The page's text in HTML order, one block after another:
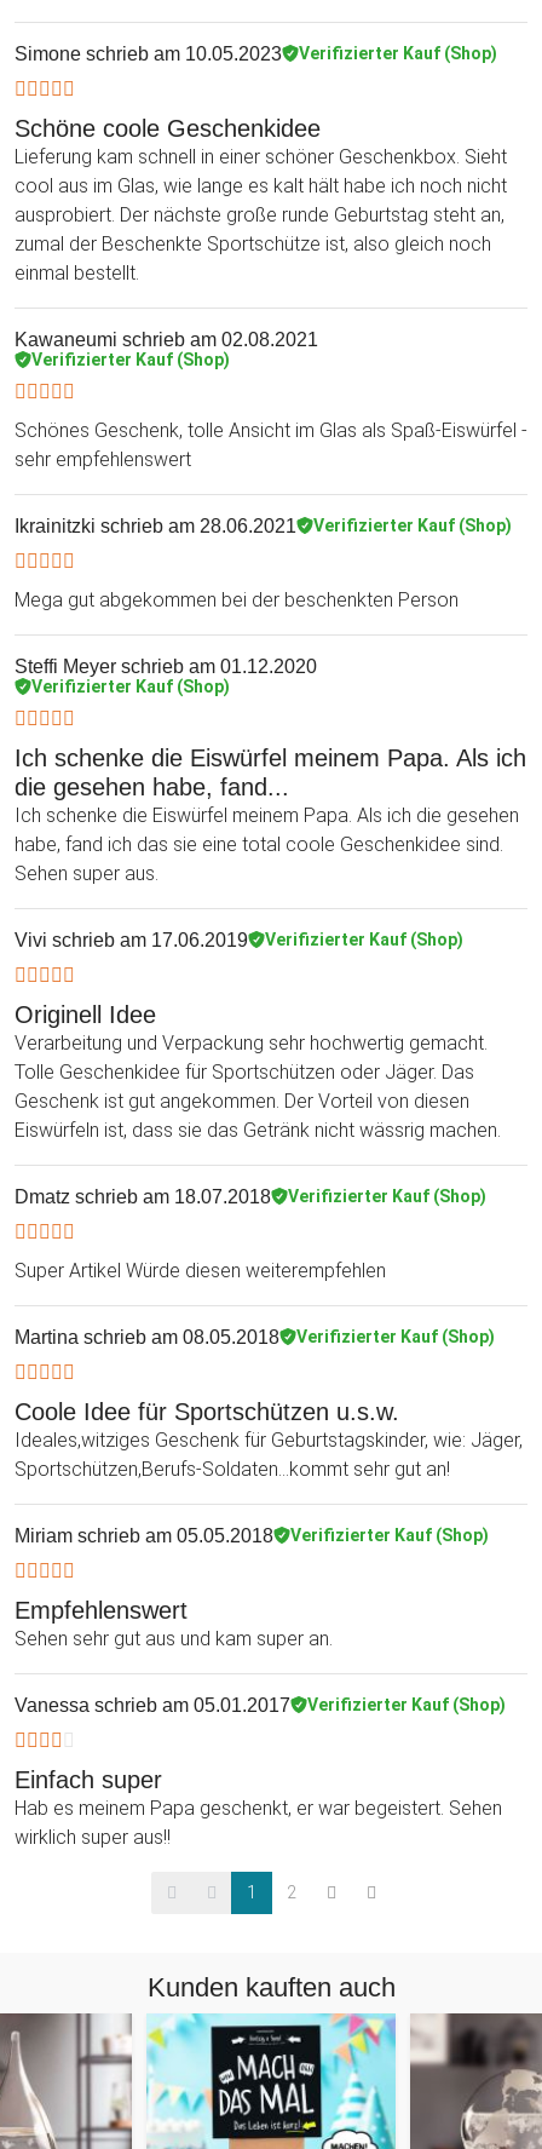
Simone schrieb am 10.05.2023 Verifizierter Kauf (Shop)
Schöne coole Geschenkidee
Lieferung kam schnell in einer schöner Geschenkbox. Sieht
cool aus im Glas, wie lange es kalt hält habe ich noch nicht
ausprobiert. Der nächste große runde Geburtstag steht an,
zumal der Beschenkte Sportschütze ist, also gleich noch
einmal bestellt.
Kawaneumi schrieb am 02.08.2021
Verifizierter Kauf (Shop)
Schönes Geschenk, tolle Ansicht im Glas als Spaß-Eiswürfel -
sehr empfehlenswert
Ikrainitzki schrieb am 28.06.2021 Verifizierter Kauf (Shop)
Mega gut abgekommen bei der beschenkten Person
Steffi Meyer schrieb am 01.12.2020
Verifizierter Kauf (Shop)
Ich schenke die Eiswürfel meinem Papa. Als ich
die gesehen habe, fand...
Ich schenke die Eiswürfel meinem Papa. Als ich die gesehen
habe, fand ich das sie eine total coole Geschenkidee sind.
Sehen super aus.
Vivi schrieb am 17.06.2019 Verifizierter Kauf (Shop)
Originell Idee
Verarbeitung und Verpackung sehr hochwertig gemacht.
Tolle Geschenkidee für Sportschützen oder Jäger. Das
Geschenk ist gut angekommen. Der Vorteil von diesen
Eiswürfeln ist, dass sie das Getränk nicht wässrig machen.
Dmatz schrieb am 18.07.2018 Verifizierter Kauf (Shop)
Super Artikel Würde diesen weiterempfehlen
Martina schrieb am 08.05.2018 Verifizierter Kauf (Shop)
Coole Idee für Sportschützen u.s.w.
Ideales,witziges Geschenk für Geburtstagskinder, wie: Jäger,
Sportschützen,Berufs-Soldaten...kommt sehr gut an!
Miriam schrieb am 05.05.2018 Verifizierter Kauf (Shop)
Empfehlenswert
Sehen sehr gut aus und kam super an.
Vanessa schrieb am 05.01.2017 Verifizierter Kauf (Shop)
Einfach super
Hab es meinem Papa geschenkt, er war begeistert. Sehen
wirklich super aus!!
1 2
Kunden kauften auch